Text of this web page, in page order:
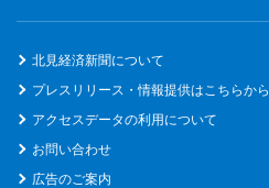
北見経済新聞について
プレスリリース・情報提供はこちらから
アクセスデータの利用について
お問い合わせ
広告のご案内